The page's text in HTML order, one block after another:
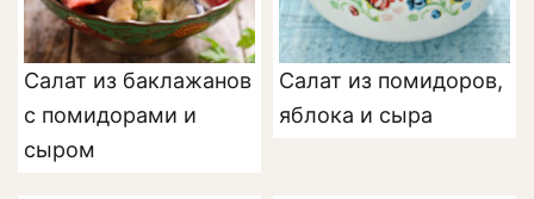
Салат из баклажанов
с помидорами и
сыром
Салат из помидоров,
яблока и сыра